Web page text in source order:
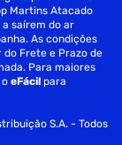
Martins Atacado
saírem do ar
As condições
do Frete e Prazo de
Para maiores
eFácil para
S.A. - Todos